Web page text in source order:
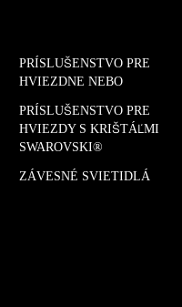
PRÍSLUŠENSTVO PRE
HVIEZDNE NEBO
PRÍSLUŠENSTVO PRE
HVIEZDY S KRIŠTÁĽMI
SWAROVSKI®
ZÁVESNÉ SVIETIDLÁ